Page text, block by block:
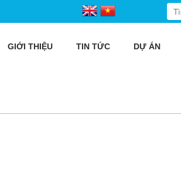
GIỚI THIỆU TIN TỨC DỰ ÁN